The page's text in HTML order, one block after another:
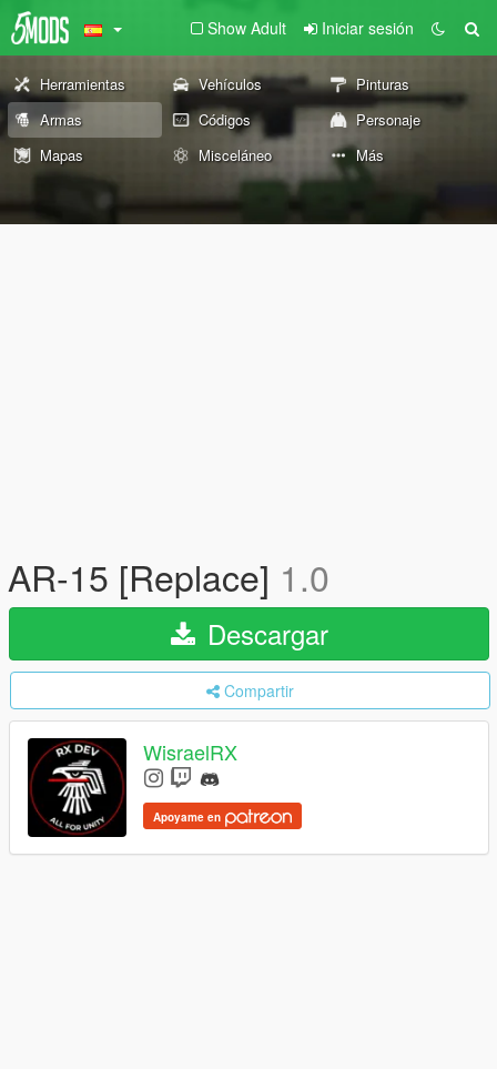
Show Adult Iniciar sesión
Herramientas Vehículos
Pinturas
Armas
Códigos
Personaje
Mapas
Misceláneo Más
AR-15 [Replace] 1.0
Descargar
Compartir
WisraelRX
Apoyame en